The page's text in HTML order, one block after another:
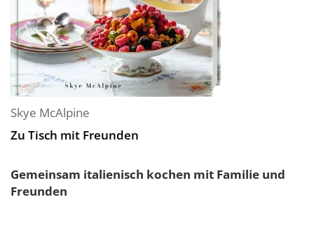
Skye McAlpine
Zu Tisch mit Freunden
Gemeinsam italienisch kochen mit Familie und
Freunden